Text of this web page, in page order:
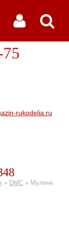
rukodelia.ru
» DMC » Мулине